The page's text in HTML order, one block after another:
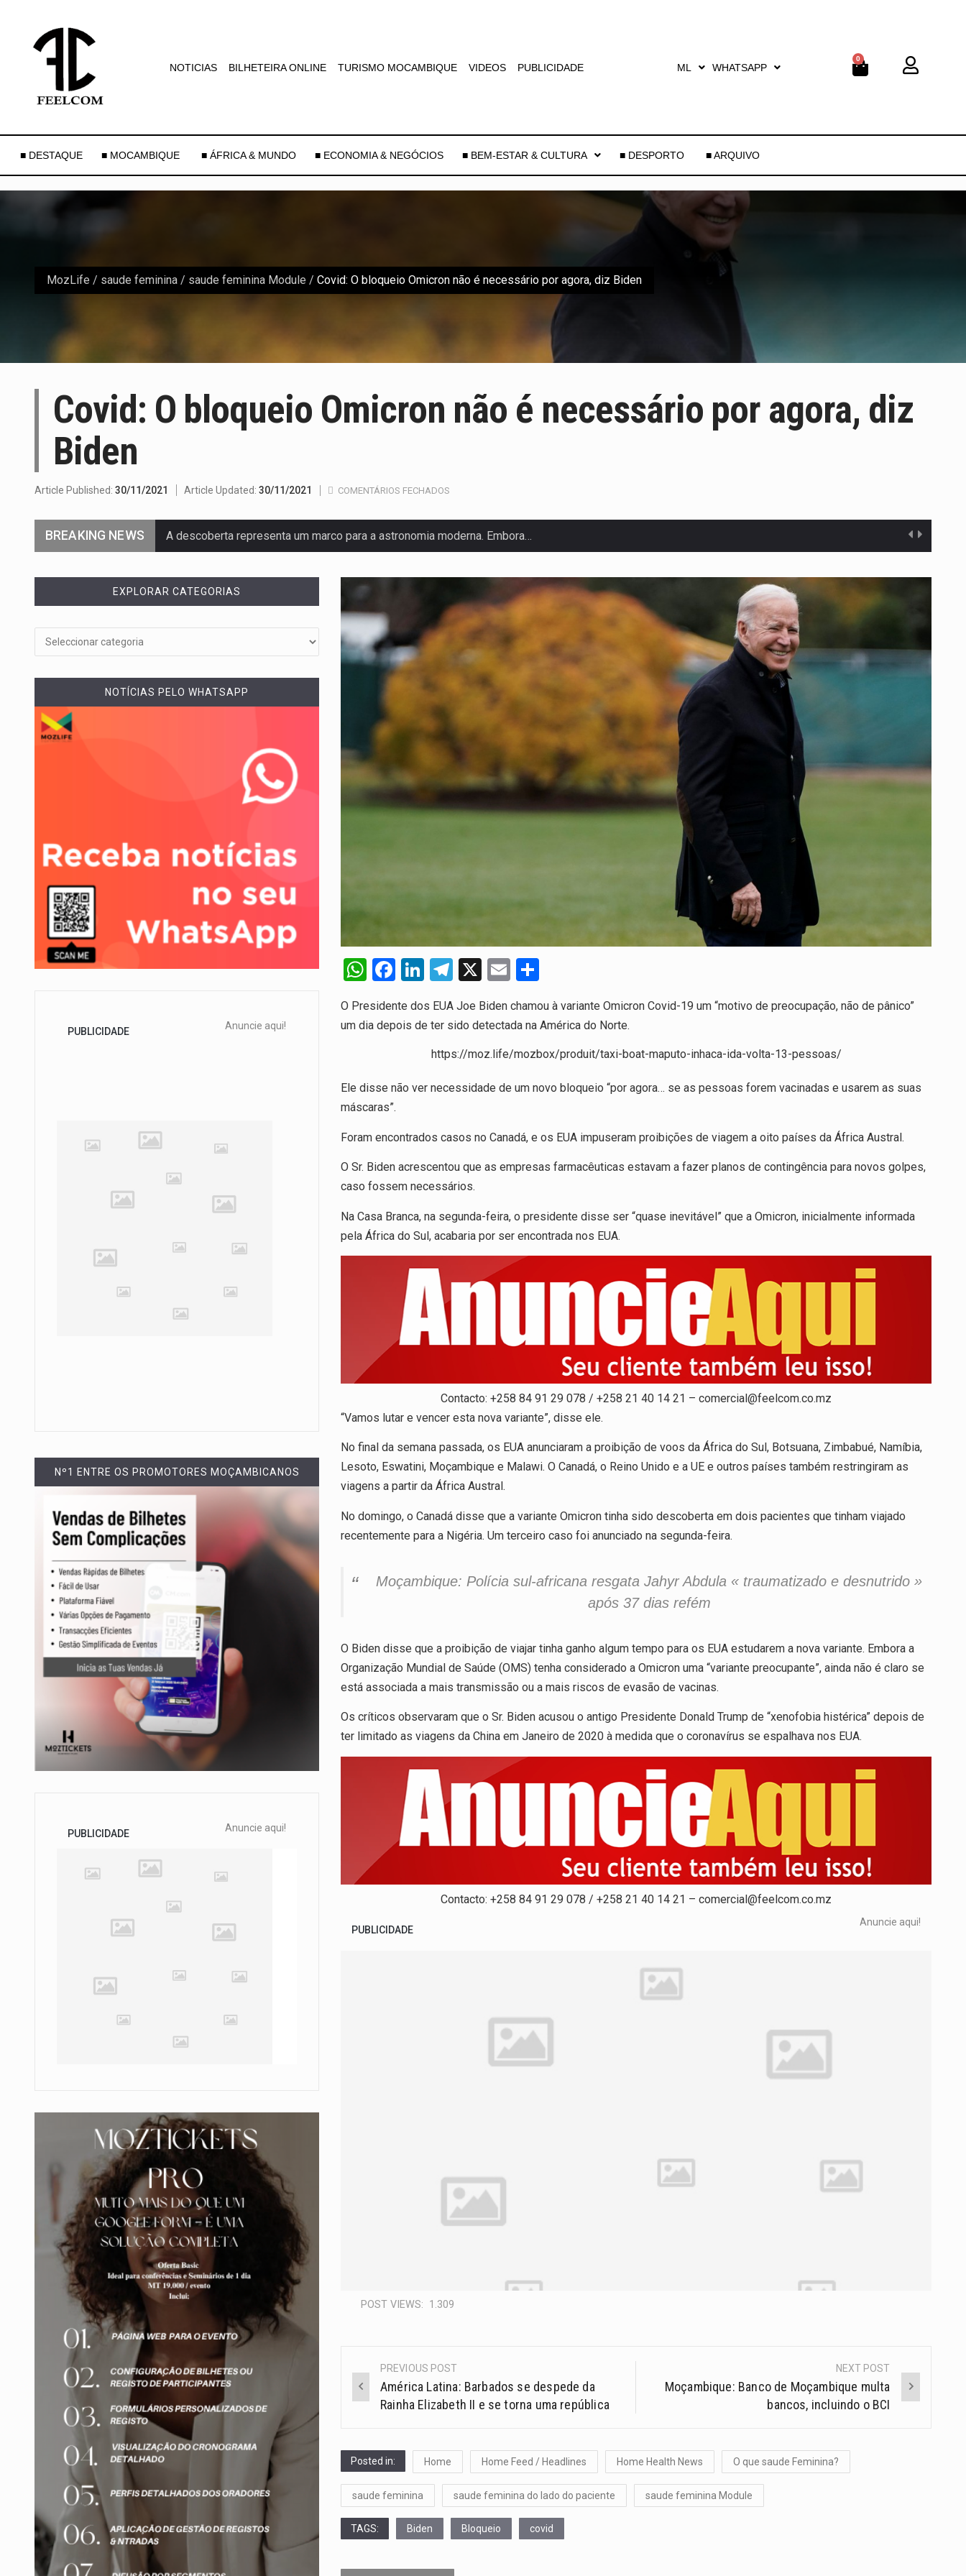
NOTICIAS BILHETEIRA ONLINE TURISMO MOCAMBIQUE VIDEOS PUBLICIDADE ML WHATSAPP
0
■ DESTAQUE ■ MOCAMBIQUE ■ ÁFRICA & MUNDO ■ ECONOMIA & NEGÓCIOS ■ BEM-ESTAR & CULTURA ■ DESPORTO ■ ARQUIVO
MozLife / saude feminina / saude feminina Module / Covid: O bloqueio Omicron não é necessário por agora, diz Biden
Covid: O bloqueio Omicron não é necessário por agora, diz
Biden
Article Published: 30/11/2021 Article Updated: 30/11/2021 COMENTÁRIOS FECHADOS
BREAKING NEWS A descoberta representa um marco para a astronomia moderna. Embora…
Um dos casos mais graves envolveu a residência de Sam…
A cidade de Bunia, capital da província de Ituri, tornou-se…
O programa, cuja implementação está prevista entre abril de 2026…
A nova legislação estabelece um prazo de 180 dias para…
O Departamento de Estado norte-americano confirmou que cidadãos dos Estados…
W
at
s
p
p
F
ce
b
o
Li
ke
dI
n
T
e
gr
a
m
X
E
ail ar
e
O Presidente dos EUA Joe Biden chamou à variante Omicron Covid-19 um “motivo de preocupação, não de pânico”
um dia depois de ter sido detectada na América do Norte.
https://moz.life/mozbox/produit/taxi-boat-maputo-inhaca-ida-volta-13-pessoas/
Ele disse não ver necessidade de um novo bloqueio “por agora… se as pessoas forem vacinadas e usarem as suas
máscaras”.
Foram encontrados casos no Canadá, e os EUA impuseram proibições de viagem a oito países da África Austral.
O Sr. Biden acrescentou que as empresas farmacêuticas estavam a fazer planos de contingência para novos golpes,
caso fossem necessários.
Na Casa Branca, na segunda-feira, o presidente disse ser “quase inevitável” que a Omicron, inicialmente informada
pela África do Sul, acabaria por ser encontrada nos EUA.
Contacto: +258 84 91 29 078 / +258 21 40 14 21 – comercial@feelcom.co.mz
“Vamos lutar e vencer esta nova variante”, disse ele.
No final da semana passada, os EUA anunciaram a proibição de voos da África do Sul, Botsuana, Zimbabué, Namíbia,
Lesoto, Eswatini, Moçambique e Malawi. O Canadá, o Reino Unido e a UE e outros países também restringiram as
viagens a partir da África Austral.
No domingo, o Canadá disse que a variante Omicron tinha sido descoberta em dois pacientes que tinham viajado
recentemente para a Nigéria. Um terceiro caso foi anunciado na segunda-feira.
Moçambique: Polícia sul-africana resgata Jahyr Abdula « traumatizado e desnutrido »
após 37 dias refém
O Biden disse que a proibição de viajar tinha ganho algum tempo para os EUA estudarem a nova variante. Embora a
Organização Mundial de Saúde (OMS) tenha considerado a Omicron uma “variante preocupante”, ainda não é claro se
está associada a mais transmissão ou a mais riscos de evasão de vacinas.
Os críticos observaram que o Sr. Biden acusou o antigo Presidente Donald Trump de “xenofobia histérica” depois de
ter limitado as viagens da China em Janeiro de 2020 à medida que o coronavírus se espalhava nos EUA.
Contacto: +258 84 91 29 078 / +258 21 40 14 21 – comercial@feelcom.co.mz
PUBLICIDADE
Anuncie aqui!
POST VIEWS: 1.309
PREVIOUS POST
América Latina: Barbados se despede da
Rainha Elizabeth II e se torna uma república
NEXT POST
Moçambique: Banco de Moçambique multa
bancos, incluindo o BCI
Posted in: Home Home Feed / Headlines Home Health News O que saude Feminina?
saude feminina saude feminina do lado do paciente saude feminina Module
TAGS: Biden Bloqueio covid
EXPLORAR CATEGORIAS
NOTÍCIAS PELO WHATSAPP
PUBLICIDADE Anuncie aqui!
Nº1 ENTRE OS PROMOTORES MOÇAMBICANOS
PUBLICIDADE Anuncie aqui!